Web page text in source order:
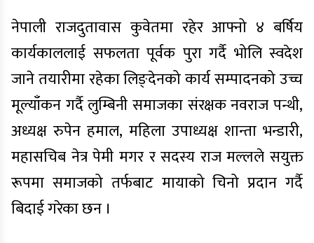
नेपाली राजदुतावास कुवेतमा रहेर आफ्नो ४ बर्षिय
कार्यकाललाई सफलता पूर्वक पुरा गर्दै भोलि स्वदेश
जाने तयारीमा रहेका लिङ्देनको कार्य सम्पादनको उच्च
मूल्याँकन गर्दै लुम्बिनी समाजका संरक्षक नवराज पन्थी,
अध्यक्ष रुपेन हमाल, महिला उपाध्यक्ष शान्ता भन्डारी,
महासचिब नेत्र पेमी मगर र सदस्य राज मल्लले सयुक्त
रूपमा समाजको तर्फबाट मायाको चिनो प्रदान गर्दै
बिदाई गरेका छन ।